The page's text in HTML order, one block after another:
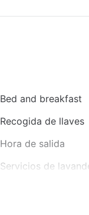
Bed and breakfast
Recogida de llaves
Hora de salida
Servicios de